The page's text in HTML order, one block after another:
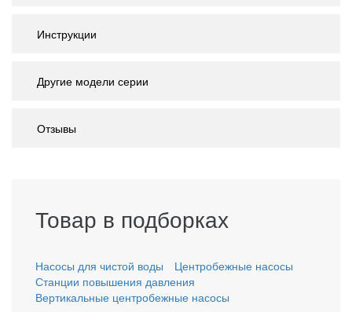
Инструкции
Другие модели серии
Отзывы
Товар в подборках
Насосы для чистой воды
Центробежные насосы
Станции повышения давления
Вертикальные центробежные насосы